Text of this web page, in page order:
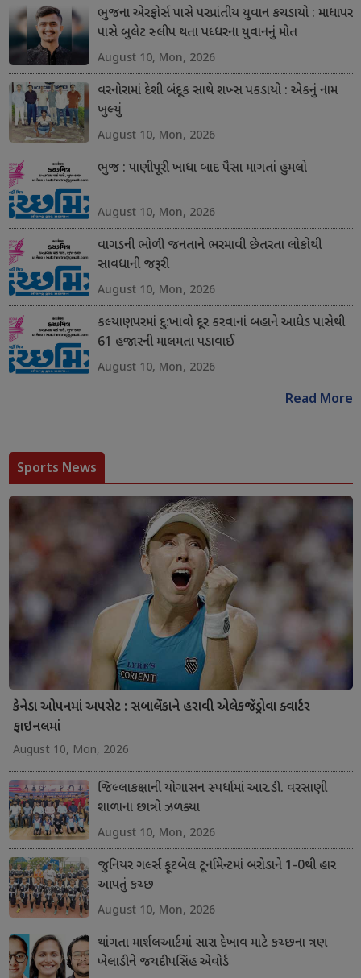
ભુજના એરફોર્સ પાસે પરપ્રાંતીય યુવાન કચડાયો : માધાપર
પાસે બુલેટ સ્લીપ થતા પધ્ધરના યુવાનનું મોત
August 10, Mon, 2026
વરનોરામાં દેશી બંદૂક સાથે શખ્સ પકડાયો : એકનું નામ
ખુલ્યું
August 10, Mon, 2026
ભુજ : પાણીપૂરી ખાધા બાદ પૈસા માગતાં હુમલો
August 10, Mon, 2026
વાગડની ભોળી જનતાને ભરમાવી છેતરતા લોકોથી
સાવધાની જરૂરી
August 10, Mon, 2026
કલ્યાણપરમાં દુ:ખાવો દૂર કરવાનાં બહાને આધેડ પાસેથી
61 હજારની માલમતા પડાવાઈ
August 10, Mon, 2026
Read More
Sports News
કેનેડા ઓપનમાં અપસેટ : સબાલેંકાને હરાવી એલેકજેંડ્રોવા ક્વાર્ટર
ફાઇનલમાં
August 10, Mon, 2026
જિલ્લાકક્ષાની યોગાસન સ્પર્ધામાં આર.ડી. વરસાણી
શાળાના છાત્રો ઝળક્યા
August 10, Mon, 2026
જુનિયર ગર્લ્સ ફૂટબેલ ટૂર્નામેન્ટમાં બરોડાને 1-0થી હાર
આપતું કચ્છ
August 10, Mon, 2026
થાંગતા માર્શલઆર્ટમાં સારા દેખાવ માટે કચ્છના ત્રણ
ખેલાડીને જયદીપસિંહ એવોર્ડ